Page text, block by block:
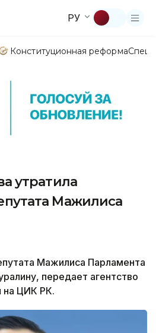
РУ
Конституционная реформа
утратила
Мажилиса
Мажилиса Парламента
передает агентство
на ЦИК РК.